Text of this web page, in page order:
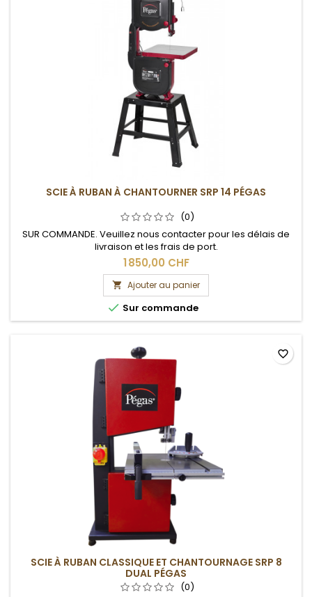
SCIE À RUBAN À CHANTOURNER SRP 14 PÉGAS
(0)
SUR COMMANDE. Veuillez nous contacter pour les délais de
livraison et les frais de port.
1 850,00 CHF
 Ajouter au panier
 Sur commande
SCIE À RUBAN CLASSIQUE ET CHANTOURNAGE SRP 8
DUAL PÉGAS
(0)
favorite_border